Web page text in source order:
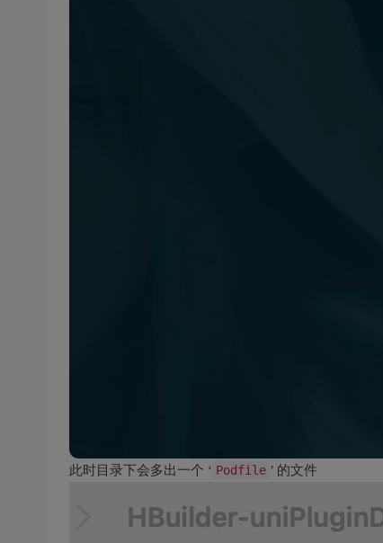
此时目录下会多出一个 ‘ Podfile ’ 的文件